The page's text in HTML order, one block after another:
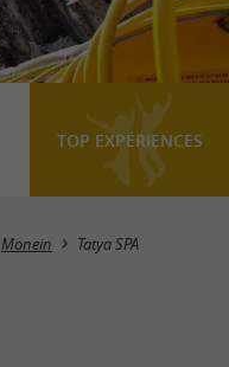
TOP EXPÉRIENCES
Monein Tatya SPA